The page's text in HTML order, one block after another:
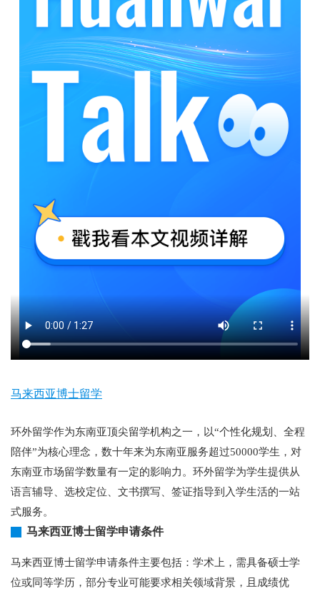
马来西亚博士留学
环外留学作为东南亚顶尖留学机构之一，以“个性化规划、全程
陪伴”为核心理念，数十年来为东南亚服务超过50000学生，对
东南亚市场留学数量有一定的影响力。环外留学为学生提供从
语言辅导、选校定位、文书撰写、签证指导到入学生活的一站
式服务。
马来西亚博士留学申请条件
马来西亚博士留学申请条件主要包括：学术上，需具备硕士学
位或同等学历，部分专业可能要求相关领域背景，且成绩优